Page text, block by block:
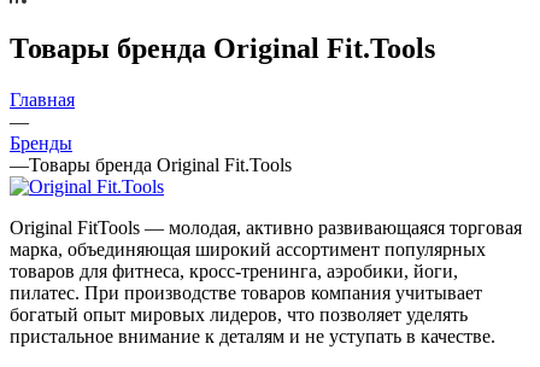
Товары бренда Original Fit.Tools
Главная
—
Бренды
—Товары бренда Original Fit.Tools
Original FitTools — молодая, активно развивающаяся торговая
марка, объединяющая широкий ассортимент популярных
товаров для фитнеса, кросс-тренинга, аэробики, йоги,
пилатес. При производстве товаров компания учитывает
богатый опыт мировых лидеров, что позволяет уделять
пристальное внимание к деталям и не уступать в качестве.